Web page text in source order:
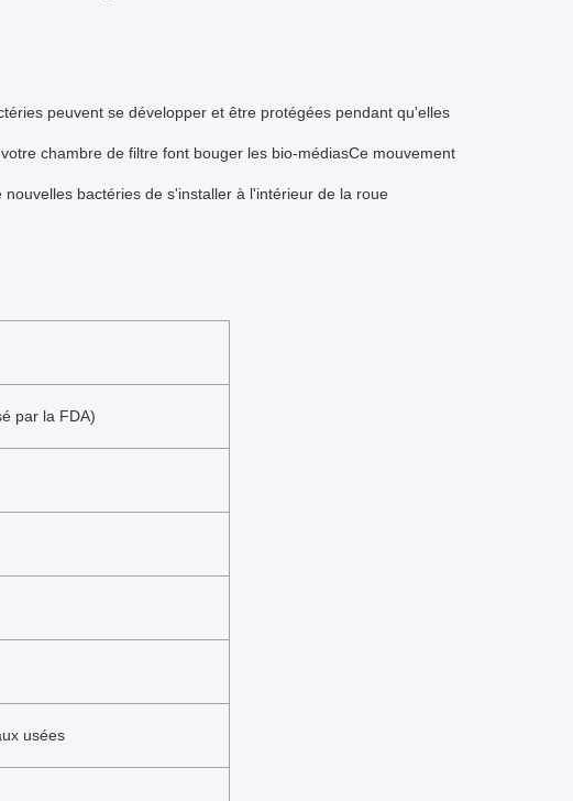
peuvent se développer et être protégées pendant qu'elles
chambre de filtre font bouger les bio-médiasCe mouvement
bactéries de s'installer à l'intérieur de la roue
par la FDA)
usées